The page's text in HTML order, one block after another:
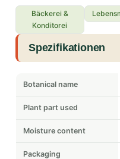
Bäckerei &
Konditorei
Spezifikationen
Botanical name
Plant part used
Moisture content
Packaging